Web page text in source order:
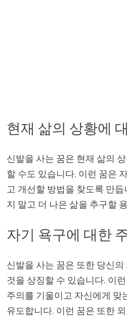
현재 삶의 상황에
신발을 사는 꿈은 현재 삶의
할 수도 있습니다. 이런 꿈은
고 개선할 방법을 찾도록 만
지 말고 더 나은 삶을 추구할
자기 욕구에 대한
신발을 사는 꿈은 또한 당신
것을 상징할 수 있습니다. 이
주의를 기울이고 자신에게 맞
유도합니다. 이런 꿈은 또한